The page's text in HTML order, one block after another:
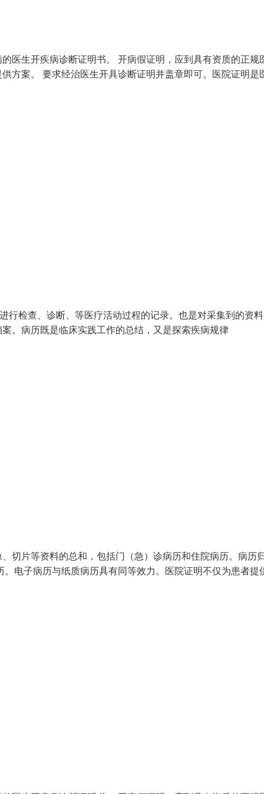
医生开疾病诊断证明书。 开病假证明，应到具有资质的正规
方案。 要求经治医生开具诊断证明并盖章即可。医院证明是
检查、诊断、等医疗活动过程的记录。也是对采集到的资
。病历既是临床实践工作的总结，又是探索疾病规律
切片等资料的总和，包括门（急）诊病历和住院病历。病历
电子病历与纸质病历具有同等效力。医院证明不仅为患者提